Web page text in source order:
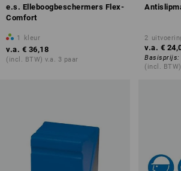
e.s. Elleboogbeschermers Flex-
Comfort
1 kleur
v.a. € 36,18
(incl. BTW) v.a. 3 paar
2
v.a. €
Basisprijs:
(incl.